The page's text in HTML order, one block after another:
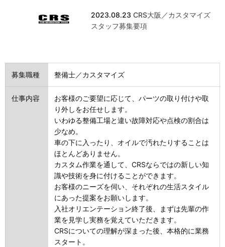
2023.08.23 CRS大阪／カスタマイズ
スタッフ募集要項
募集職種 整備士／カスタマイズ
仕事内容
お客様のご要望に応じて、パーツの取り付けや取
り外しをお任せします。
いわゆる整備工場と違い故障対応や点検の割合は
少なめ。
車の下に入ったり、オイルで汚れたりすることは
ほとんどありません。
カスタム作業を通して、CRSならではの新しい知
識や技術を身に付けることができます。
お客様のニーズを伺い、それぞれの生活スタイル
にあった提案をお願いします。
入社オリエンテーション終了後、まずは先輩の作
業を見学し実務を覚えていただきます。
CRSについての理解が深まった後、本格的に業務
スタート。